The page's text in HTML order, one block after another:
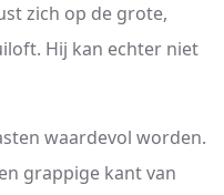
zich op de grote,
Hij kan echter niet
waardevol worden.
grappige kant van